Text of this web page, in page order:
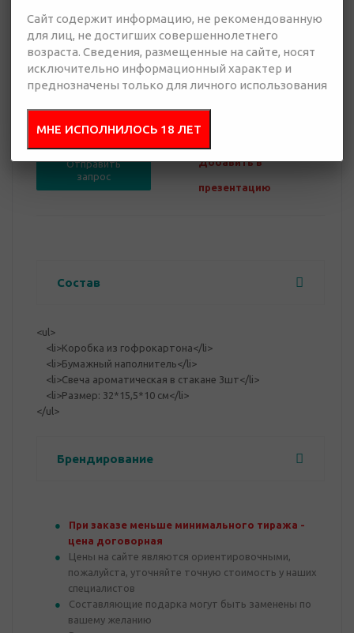
Отправить
запрос
Добавить в
презентацию
Состав
<ul>
<li>Коробка из гофрокартона</li>
<li>Бумажный наполнитель</li>
<li>Свеча ароматическая в стакане 3шт</li>
<li>Размер: 32*15,5*10 см</li>
</ul>
Брендирование
При заказе меньше минимального тиража -
цена договорная
Цены на сайте являются ориентировочными,
пожалуйста, уточняйте точную стоимость у наших
специалистов
Составляющие подарка могут быть заменены по
вашему желанию
Сайт содержит информацию, не рекомендованную
для лиц, не достигших совершеннолетнего
возраста. Сведения, размещенные на сайте, носят
исключительно информационный характер и
преднозначены только для личного использования
МНЕ ИСПОЛНИЛОСЬ 18 ЛЕТ